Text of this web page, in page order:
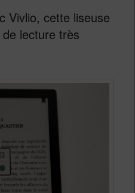
Vivlio, cette liseuse
lecture très